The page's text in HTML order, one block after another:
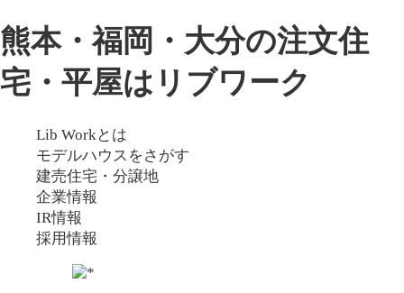
熊本・福岡・大分の注文住
宅・平屋はリブワーク
Lib Workとは
モデルハウスをさがす
建売住宅・分譲地
企業情報
IR情報
採用情報